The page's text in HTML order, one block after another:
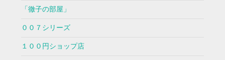
「徹子の部屋」
００７シリーズ
１００円ショップ店